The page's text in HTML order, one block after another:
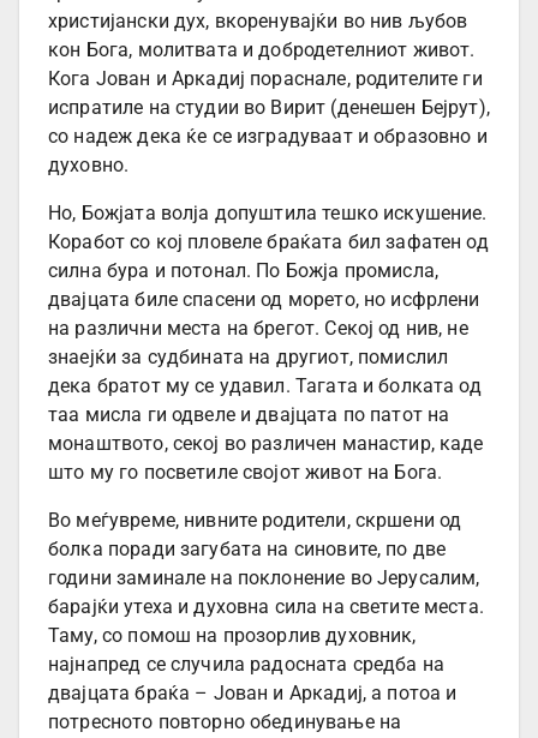
христијански дух, вкоренувајќи во нив љубов
кон Бога, молитвата и добродетелниот живот.
Кога Јован и Аркадиј пораснале, родителите ги
испратиле на студии во Вирит (денешен Бејрут),
со надеж дека ќе се изградуваат и образовно и
духовно.
Но, Божјата волја допуштила тешко искушение.
Коработ со кој пловеле браќата бил зафатен од
силна бура и потонал. По Божја промисла,
двајцата биле спасени од морето, но исфрлени
на различни места на брегот. Секој од нив, не
знаејќи за судбината на другиот, помислил
дека братот му се удавил. Тагата и болката од
таа мисла ги одвеле и двајцата по патот на
монаштвото, секој во различен манастир, каде
што му го посветиле својот живот на Бога.
Во меѓувреме, нивните родители, скршени од
болка поради загубата на синовите, по две
години заминале на поклонение во Јерусалим,
барајќи утеха и духовна сила на светите места.
Таму, со помош на прозорлив духовник,
најнапред се случила радосната средба на
двајцата браќа – Јован и Аркадиј, а потоа и
потресното повторно обединување на